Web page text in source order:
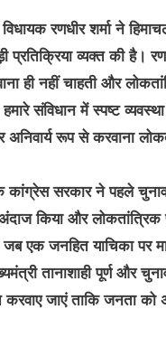
रणधीर शर्मा ने
प्रतिक्रिया व्यक्त की है।
ही नहीं चाहती और
हमारे संविधान में स्पष्ट
अनिवार्य रूप से करवाना
कांग्रेस सरकार ने पहले
किया और लोकतांत्रिक
जब एक जनहित याचिका पर
तानाशाही पूर्ण और
जाएं ताकि जनता को